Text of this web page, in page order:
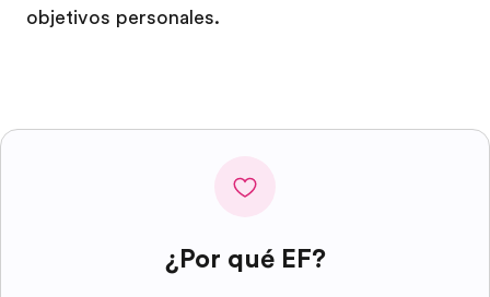
objetivos personales.
¿Por qué EF?